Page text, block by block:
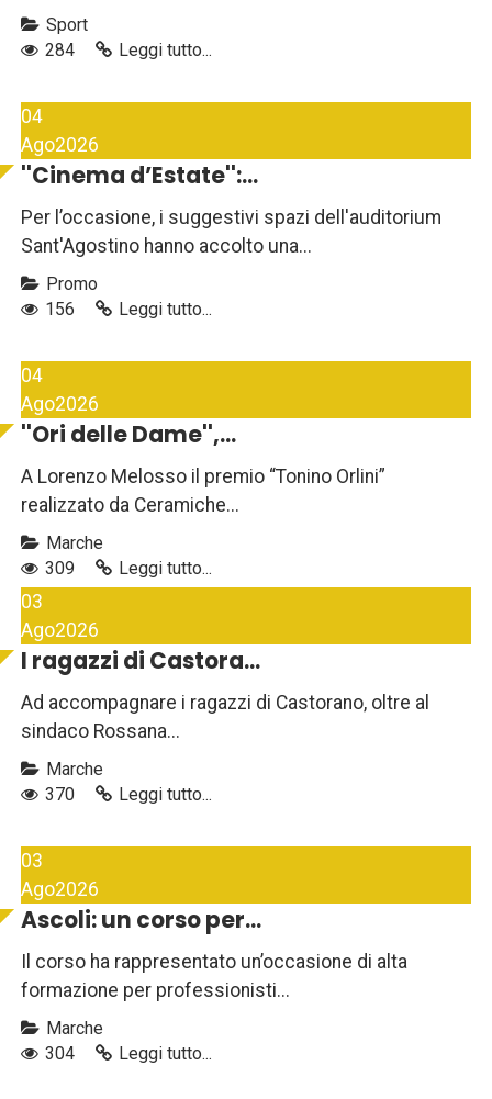
Sport
284
Leggi tutto...
04
Ago2026
''Cinema d’Estate'':...
Per l’occasione, i suggestivi spazi dell'auditorium
Sant'Agostino hanno accolto una...
Promo
156
Leggi tutto...
04
Ago2026
''Ori delle Dame'',...
A Lorenzo Melosso il premio “Tonino Orlini”
realizzato da Ceramiche...
Marche
309
Leggi tutto...
03
Ago2026
I ragazzi di Castora...
Ad accompagnare i ragazzi di Castorano, oltre al
sindaco Rossana...
Marche
370
Leggi tutto...
03
Ago2026
Ascoli: un corso per...
Il corso ha rappresentato un’occasione di alta
formazione per professionisti...
Marche
304
Leggi tutto...